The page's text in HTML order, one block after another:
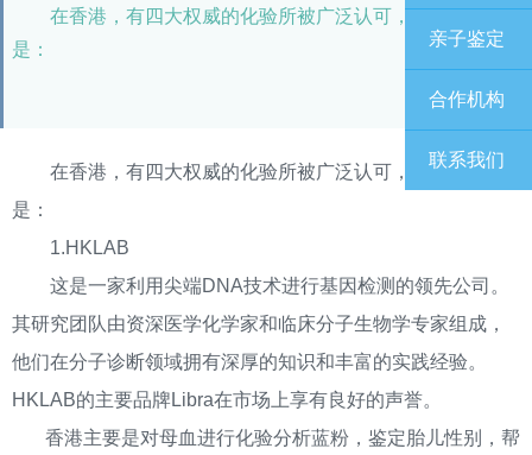
亲子鉴定
合作机构
联系我们
在香港，有四大权威的化验所被广泛认可，它们分别
是：
在香港，有四大权威的化验所被广泛认可，它们分别
是：
1.HKLAB
这是一家利用尖端DNA技术进行基因检测的领先公司。
其研究团队由资深医学化学家和临床分子生物学专家组成，
他们在分子诊断领域拥有深厚的知识和丰富的实践经验。
HKLAB的主要品牌Libra在市场上享有良好的声誉。
香港主要是对母血进行化验分析蓝粉，鉴定胎儿性别，帮